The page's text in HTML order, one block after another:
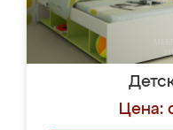
Цена: